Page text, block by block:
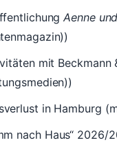
Aenne
mit Beckmann
in Hamburg
nach Haus“